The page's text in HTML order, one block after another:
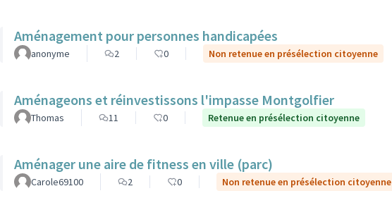
Aménagement pour personnes handicapées
anonyme 2 0 Non retenue en présélection citoyenne
Aménageons et réinvestissons l'impasse Montgolfier
Thomas 11 0 Retenue en présélection citoyenne
Aménager une aire de fitness en ville (parc)
Carole69100 2 0 Non retenue en présélection citoyenne